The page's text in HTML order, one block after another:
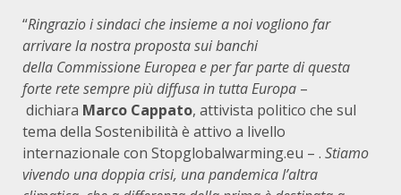
“Ringrazio i sindaci che insieme a noi vogliono far
arrivare la nostra proposta sui banchi
della Commissione Europea e per far parte di questa
forte rete sempre più diffusa in tutta Europa –
dichiara Marco Cappato, attivista politico che sul
tema della Sostenibilità è attivo a livello
internazionale con Stopglobalwarming.eu – . Stiamo
vivendo una doppia crisi, una pandemica l’altra